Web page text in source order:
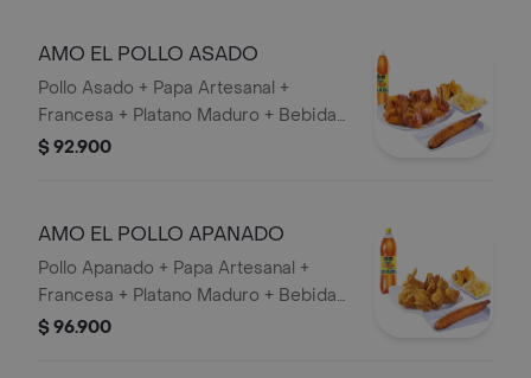
AMO EL POLLO ASADO
Pollo Asado + Papa Artesanal +
Francesa + Platano Maduro + Bebida
1,5 lts.
$ 92.900
AMO EL POLLO APANADO
Pollo Apanado + Papa Artesanal +
Francesa + Platano Maduro + Bebida
1,5 lts.
$ 96.900